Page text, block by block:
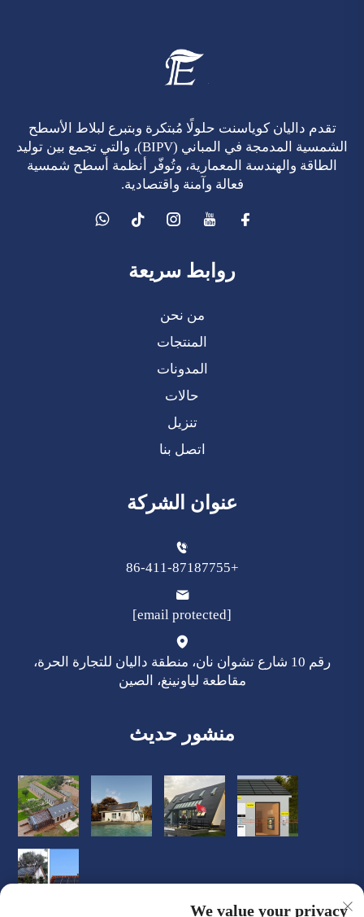
تقدم داليان كوياسنت حلولًا مُبتكرة وبتبرع لبلاط الأسطح
الشمسية المدمجة في المباني (BIPV)، والتي تجمع بين توليد
الطاقة والهندسة المعمارية، وتُوفّر أنظمة أسطح شمسية
فعالة وآمنة واقتصادية.
روابط سريعة
من نحن
المنتجات
المدونات
حالات
تنزيل
اتصل بنا
عنوان الشركة
+86-411-87187755
[email protected]
رقم 10 شارع تشوان نان، منطقة داليان للتجارة الحرة،
مقاطعة لياونينغ، الصين
منشور حديث
We value your privacy